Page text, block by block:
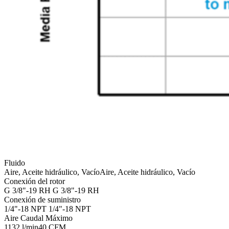
Fluido
Aire, Aceite hidráulico, VacíoAire, Aceite hidráulico, Vacío
Conexión del rotor
G 3/8"-19 RH G 3/8"-19 RH
Conexión de suministro
1/4"-18 NPT 1/4"-18 NPT
Aire Caudal Máximo
1132 l/min40 CFM